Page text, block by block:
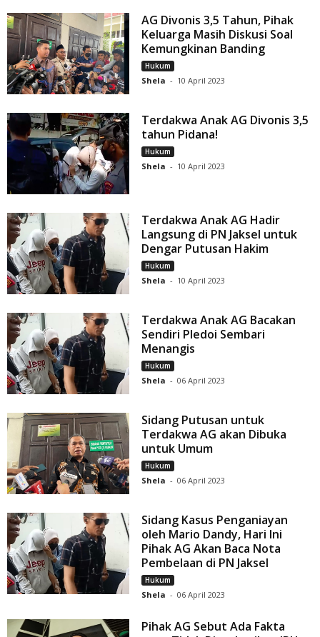
AG Divonis 3,5 Tahun, Pihak
Keluarga Masih Diskusi Soal
Kemungkinan Banding
Hukum
Shela - 10 April 2023
Terdakwa Anak AG Divonis 3,5
tahun Pidana!
Hukum
Shela - 10 April 2023
Terdakwa Anak AG Hadir
Langsung di PN Jaksel untuk
Dengar Putusan Hakim
Hukum
Shela - 10 April 2023
Terdakwa Anak AG Bacakan
Sendiri Pledoi Sembari
Menangis
Hukum
Shela - 06 April 2023
Sidang Putusan untuk
Terdakwa AG akan Dibuka
untuk Umum
Hukum
Shela - 06 April 2023
Sidang Kasus Penganiayan
oleh Mario Dandy, Hari Ini
Pihak AG Akan Baca Nota
Pembelaan di PN Jaksel
Hukum
Shela - 06 April 2023
Pihak AG Sebut Ada Fakta